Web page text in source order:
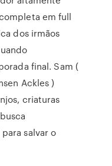
em full
dos irmãos
final. Sam (
Ackles )
criaturas
salvar o